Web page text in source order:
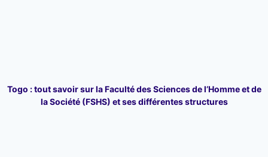
Togo : tout savoir sur la Faculté des Sciences de l’Homme et de
la Société (FSHS) et ses différentes structures